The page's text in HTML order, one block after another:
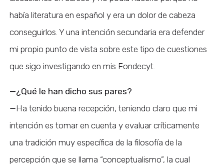
había literatura en español y era un dolor de cabeza
conseguirlos. Y una intención secundaria era defender
mi propio punto de vista sobre este tipo de cuestiones
que sigo investigando en mis Fondecyt.
—¿Qué le han dicho sus pares?
—Ha tenido buena recepción, teniendo claro que mi
intención es tomar en cuenta y evaluar críticamente
una tradición muy específica de la filosofía de la
percepción que se llama “conceptualismo”, la cual